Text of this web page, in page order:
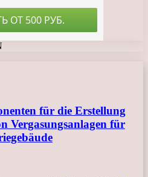
für die Erstellung
Vergasungsanlagen für